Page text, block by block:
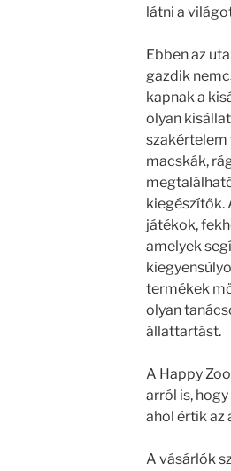
látni a
Ebben az
gazdik
kapnak a
olyan
szakértelem
macskák,
kiegészítők.
játékok,
amelyek
termékek
olyan
állattartást.
A Happy
arról is,
ahol értik az
A vásárlók